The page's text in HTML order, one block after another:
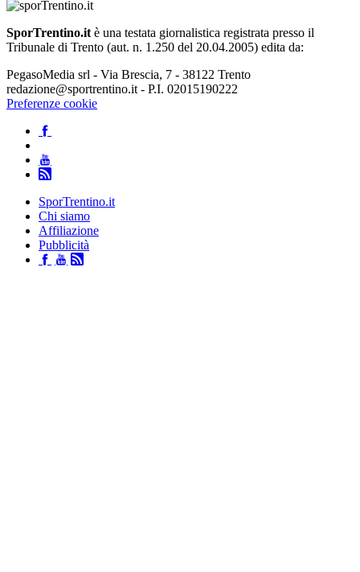
SporTrentino.it è una testata giornalistica registrata presso il
Tribunale di Trento (aut. n. 1.250 del 20.04.2005) edita da:
PegasoMedia srl - Via Brescia, 7 - 38122 Trento
redazione@sportrentino.it - P.I. 02015190222
Preferenze cookie
SporTrentino.it
Chi siamo
Affiliazione
Pubblicità